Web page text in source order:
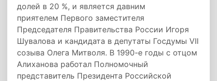
долей в 20 %, и является давним
приятелем Первого заместителя
Председателя Правительства России Игоря
Шувалова и кандидата в депутаты Госдумы VII
созыва Олега Митволя. В 1990-е годы с отцом
Алиханова работал Полномочный
представитель Президента Российской